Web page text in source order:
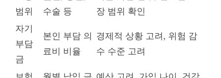
범위
수술 등
장 범위 확인
자기
부담
금
본인 부담 의
료비 비율
경제적 상황 고려, 위험 감
수 수준 고려